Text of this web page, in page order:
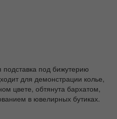
под бижутерию
для демонстрации колье,
цвете, обтянута бархатом,
в ювелирных бутиках.